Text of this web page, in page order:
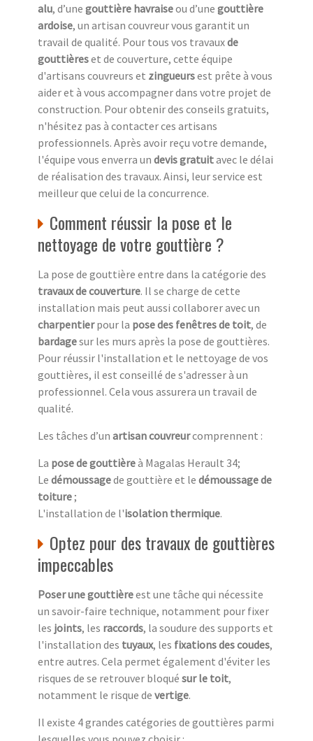
alu, d’une gouttière havraiseou d’une gouttière
ardoise, un artisan couvreur vous garantit un
travail de qualité. Pour tous vos travauxde
gouttièreset de couverture, cette équipe
d'artisans couvreurs et zingueursest prête à vous
aider et à vous accompagner dans votre projet de
construction. Pour obtenir des conseils gratuits,
n'hésitez pas à contacter ces artisans
professionnels. Après avoir reçu votre demande,
l'équipe vous enverra un devis gratuitavec le délai
de réalisation des travaux. Ainsi, leur service est
meilleur que celui de la concurrence.
Comment réussir la pose et le
nettoyage de votre gouttière ?
La pose de gouttière entre dans la catégorie des
travaux de couverture. Il se charge de cette
installation mais peut aussi collaborer avec un
charpentierpour la pose des fenêtres de toit, de
bardagesur les murs après la pose de gouttières.
Pour réussir l'installation et le nettoyage de vos
gouttières, il est conseillé de s'adresser à un
professionnel. Cela vous assurera un travail de
qualité.
Les tâches d’un artisan couvreurcomprennent :
La pose de gouttièreà Magalas Herault 34;
Le démoussagede gouttière et le démoussage de
toiture;
L'installation de l'isolation thermique.
Optez pour des travaux de gouttières
impeccables
Poser une gouttièreest une tâche qui nécessite
un savoir-faire technique, notamment pour fixer
les joints, les raccords, la soudure des supports et
l'installation des tuyaux, les fixations des coudes,
entre autres. Cela permet également d'éviter les
risques de se retrouver bloqué sur le toit,
notamment le risque de vertige.
Il existe 4 grandes catégories de gouttières parmi